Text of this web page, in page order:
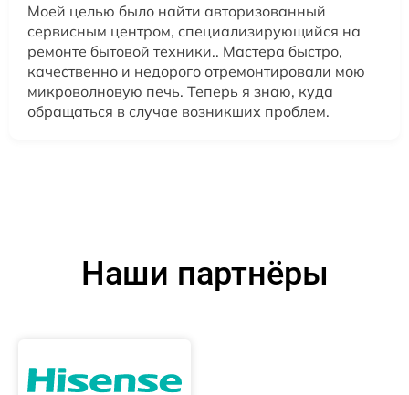
Моей целью было найти авторизованный
сервисным центром, специализирующийся на
ремонте бытовой техники.. Мастера быстро,
качественно и недорого отремонтировали мою
микроволновую печь. Теперь я знаю, куда
обращаться в случае возникших проблем.
Наши партнёры